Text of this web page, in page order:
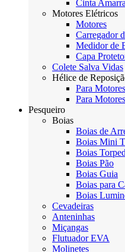
Cinta
Motores Elétricos
Motores
Carregador
Medidor de
Capa
Colete Salva Vidas
Hélice de
Para
Para
Pesqueiro
Boias
Boias de
Boias Mini
Boias
Boias Pão
Boias Guia
Boias para
Boias
Cevadeiras
Anteninhas
Miçangas
Flutuador EVA
Molinetes